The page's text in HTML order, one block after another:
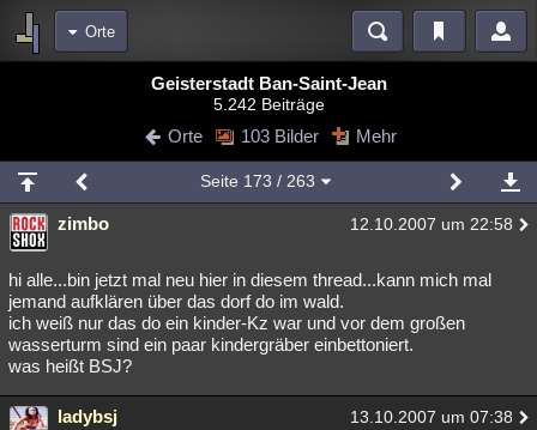
Orte
Blogs Videos
Chat Wiki Neuigkeiten
meine Rubriken
Menschen Mystery Kriminalfälle
Spiritualität Verschwörungen Technologie Ufologie
Natur Umfragen Unterhaltung
weitere Rubriken
Philosophie Träume Orte Esoterik Literatur
Geisterstadt Ban-Saint-Jean
5.242 Beiträge
Orte 103 Bilder Mehr
Seite 173 / 263
zimbo 12.10.2007 um 22:58
hi alle...bin jetzt mal neu hier in diesem thread...kann mich mal
jemand aufklären über das dorf do im wald.
ich weiß nur das do ein kinder-Kz war und vor dem großen
wasserturm sind ein paar kindergräber einbettoniert.
was heißt BSJ?
ladybsj 13.10.2007 um 07:38